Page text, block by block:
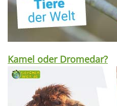
Kamel oder Dromedar?